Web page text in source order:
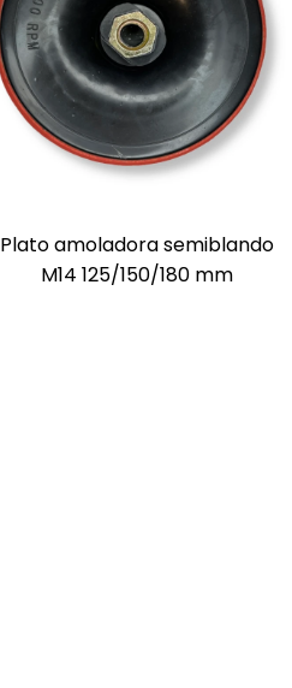
Plato amoladora semiblando
M14 125/150/180 mm